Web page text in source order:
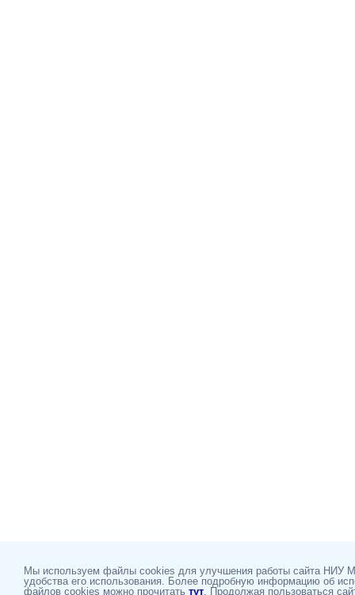
Мы используем файлы cookies для улучшения работы сайта НИУ
удобства его использования. Более подробную информацию об
файлов cookies можно прочитать тут. Продолжая пользоваться